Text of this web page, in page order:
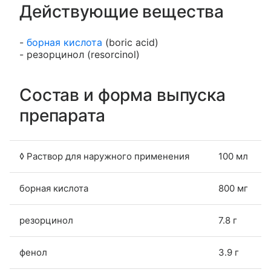
Действующие вещества
- борная кислота (boric acid)
- резорцинол (resorcinol)
Состав и форма выпуска
препарата
◊ Раствор для наружного применения 100 мл
борная кислота 800 мг
резорцинол 7.8 г
фенол 3.9 г